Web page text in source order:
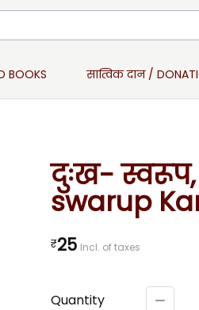
BOOKS सात्विक दान /
दुःख-
swarup
₹25 Incl. of taxes
Quantity